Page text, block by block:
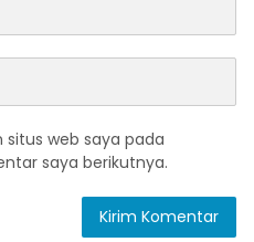
web saya pada
saya berikutnya.